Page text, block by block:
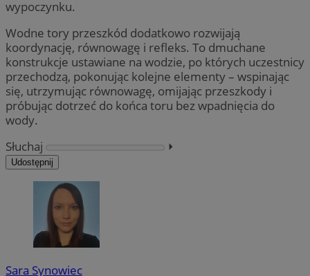
wypoczynku.
Wodne tory przeszkód dodatkowo rozwijają
koordynację, równowagę i refleks. To dmuchane
konstrukcje ustawiane na wodzie, po których uczestnicy
przechodzą, pokonując kolejne elementy – wspinając
się, utrzymując równowagę, omijając przeszkody i
próbując dotrzeć do końca toru bez wpadnięcia do
wody.
Słuchaj
⏵︎
Udostępnij
Sara Synowiec